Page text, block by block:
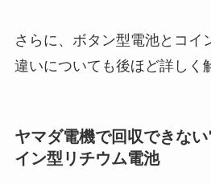
さらに、ボタン型電池とコイ
違いについても後ほど詳しく
ヤマダ電機で回収できな
イン型リチウム電池